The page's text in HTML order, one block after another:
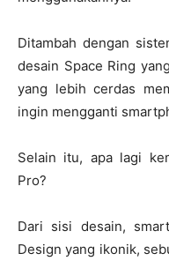
Ditambah dengan
desain Space Ring
yang lebih cerdas
ingin mengganti
Selain itu, apa lagi
Pro?
Dari sisi desain,
Design yang ikonik,